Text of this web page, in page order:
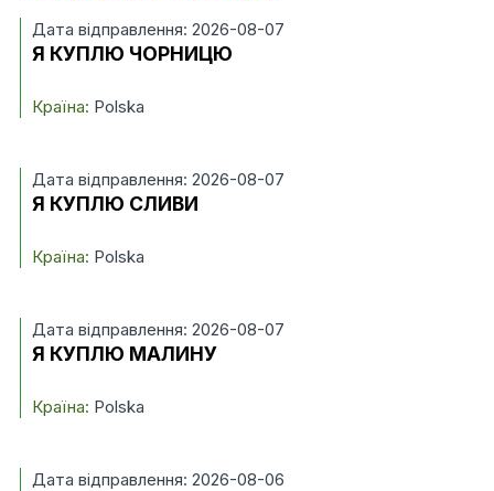
Дата відправлення: 2026-08-07
Я КУПЛЮ ЧОРНИЦЮ
Країна: Polska
Дата відправлення: 2026-08-07
Я КУПЛЮ СЛИВИ
Країна: Polska
Дата відправлення: 2026-08-07
Я КУПЛЮ МАЛИНУ
Країна: Polska
Дата відправлення: 2026-08-06